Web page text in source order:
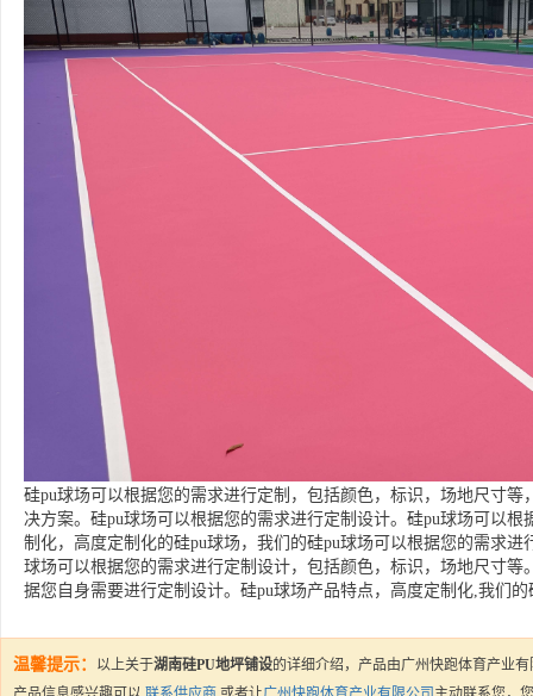
硅pu球场可以根据您的需求进行定制，包括颜色，标识，场地尺寸
决方案。硅pu球场可以根据您的需求进行定制设计。硅pu球场可以
制化，高度定制化的硅pu球场，我们的硅pu球场可以根据您的需求
球场可以根据您的需求进行定制设计，包括颜色，标识，场地尺寸等
据您自身需要进行定制设计。硅pu球场产品特点，高度定制化,我们
温馨提示： 以上关于湖南硅PU地坪铺设的详细介绍，产品由广州快跑体育产业